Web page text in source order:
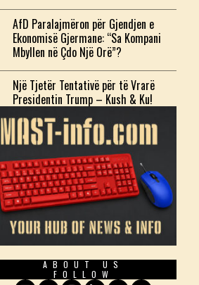
AfD Paralajmëron për Gjendjen e
Ekonomisë Gjermane: “Sa Kompani
Mbyllen në Çdo Një Orë”?
Një Tjetër Tentativë për të Vrarë
Presidentin Trump – Kush & Ku!
ABOUT US
FOLLOW